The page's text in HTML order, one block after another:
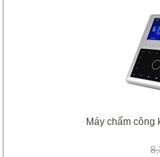
Máy chấm công